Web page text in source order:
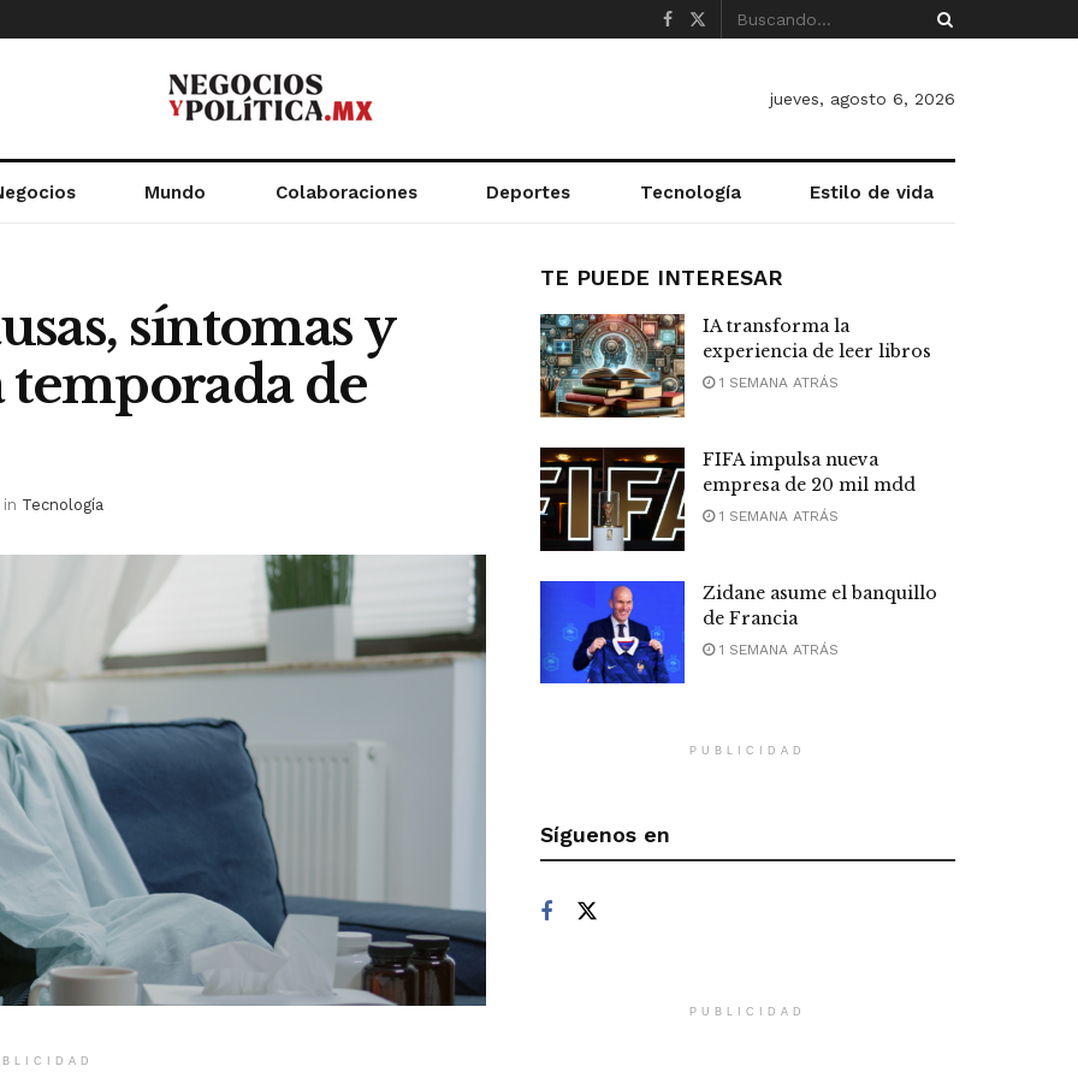
jueves, agosto 6, 2026
Mundo Colaboraciones Deportes Tecnología Estilo de vida
síntomas y
de
in Tecnología
TE PUEDE INTERESAR
IA transforma la
experiencia de leer libros
1 SEMANA ATRÁS
FIFA impulsa nueva
empresa de 20 mil mdd
1 SEMANA ATRÁS
Zidane asume el banquillo
de Francia
1 SEMANA ATRÁS
PUBLICIDAD
Síguenos en
PUBLICIDAD